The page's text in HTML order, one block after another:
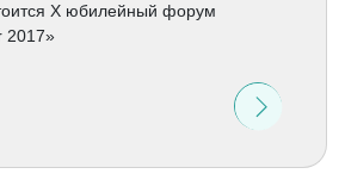
X юбилейный форум
2017»